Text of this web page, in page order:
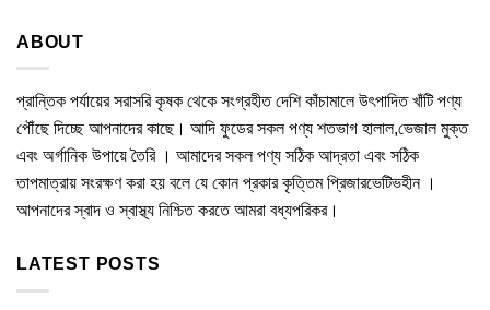
ABOUT
প্রান্তিক পর্যায়ের সরাসরি কৃষক থেকে সংগ্রহীত দেশি কাঁচামালে উৎপাদিত খাঁটি পণ্য
পৌঁছে দিচ্ছে আপনাদের কাছে। আদি ফুডের সকল পণ্য শতভাগ হালাল,ভেজাল মুক্ত
এবং অর্গানিক উপায়ে তৈরি । আমাদের সকল পণ্য সঠিক আদ্রতা এবং সঠিক
তাপমাত্রায় সংরক্ষণ করা হয় বলে যে কোন প্রকার কৃত্তিম প্রিজারভেটিভহীন ।
আপনাদের স্বাদ ও স্বাস্থ্য নিশ্চিত করতে আমরা বধ্যপরিকর।
LATEST POSTS